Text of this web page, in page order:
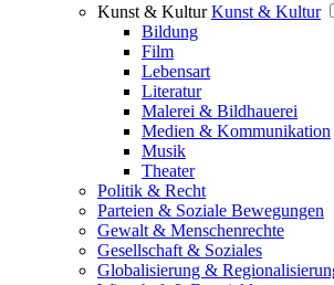
Kunst & Kultur Kunst & Kultur
Bildung
Film
Lebensart
Literatur
Malerei & Bildhauerei
Medien & Kommunikation
Musik
Theater
Politik & Recht
Parteien & Soziale Bewegungen
Gewalt & Menschenrechte
Gesellschaft & Soziales
Globalisierung &